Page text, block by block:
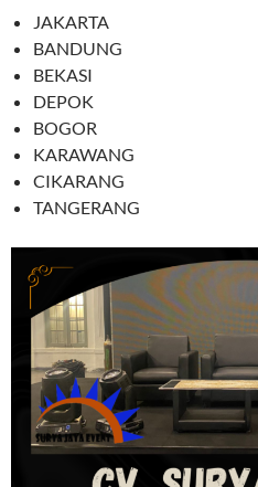
JAKARTA
BANDUNG
BEKASI
DEPOK
BOGOR
KARAWANG
CIKARANG
TANGERANG